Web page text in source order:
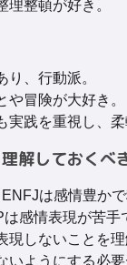
理整頓が好き。
り、行動派。
や冒険が大好き。
実践を重視し、柔
理解しておくべ
ENFJは感情豊か
は感情表現が苦手
現しないことを
いようにする必要